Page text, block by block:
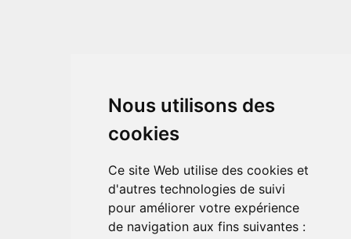
Nous utilisons des
cookies
Ce site Web utilise des cookies et
d'autres technologies de suivi
pour améliorer votre expérience
de navigation aux fins suivantes :